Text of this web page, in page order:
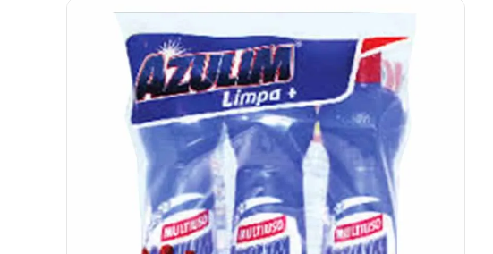
mala
papel higienico
caixa organizadora